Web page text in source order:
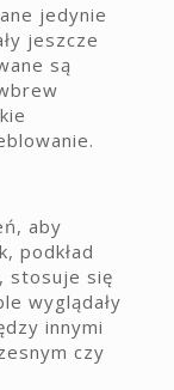
jedynie
jeszcze
są
aby
podkład
stosuje się
wyglądały
innymi
czy